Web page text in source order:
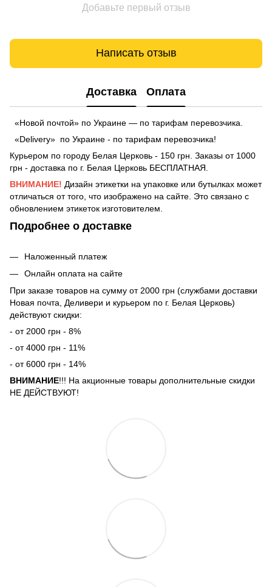
Добавьте первый отзыв
Написать отзыв
Доставка Оплата
«Новой почтой» по Украине — по тарифам перевозчика.
«Delivery» по Украине - по тарифам перевозчика!
Курьером по городу Белая Церковь - 150 грн. Заказы от 1000
грн - доставка по г. Белая Церковь БЕСПЛАТНАЯ.
ВНИМАНИЕ! Дизайн этикетки на упаковке или бутылках может
отличаться от того, что изображено на сайте. Это связано с
обновлением этикеток изготовителем.
Подробнее о доставке
Наложенный платеж
Онлайн оплата на сайте
При заказе товаров на сумму от 2000 грн (службами доставки
Новая почта, Деливери и курьером по г. Белая Церковь)
действуют скидки:
- от 2000 грн - 8%
- от 4000 грн - 11%
- от 6000 грн - 14%
ВНИМАНИЕ!!! На акционные товары дополнительные скидки
НЕ ДЕЙСТВУЮТ!